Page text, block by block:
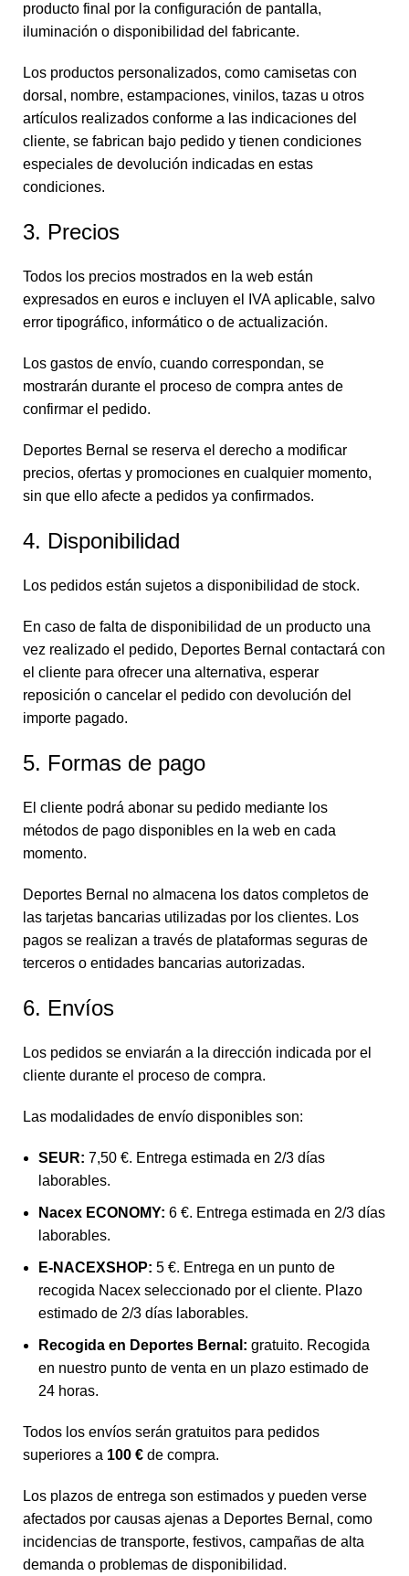
producto final por la configuración de pantalla,
iluminación o disponibilidad del fabricante.
Los productos personalizados, como camisetas con
dorsal, nombre, estampaciones, vinilos, tazas u otros
artículos realizados conforme a las indicaciones del
cliente, se fabrican bajo pedido y tienen condiciones
especiales de devolución indicadas en estas
condiciones.
3. Precios
Todos los precios mostrados en la web están
expresados en euros e incluyen el IVA aplicable, salvo
error tipográfico, informático o de actualización.
Los gastos de envío, cuando correspondan, se
mostrarán durante el proceso de compra antes de
confirmar el pedido.
Deportes Bernal se reserva el derecho a modificar
precios, ofertas y promociones en cualquier momento,
sin que ello afecte a pedidos ya confirmados.
4. Disponibilidad
Los pedidos están sujetos a disponibilidad de stock.
En caso de falta de disponibilidad de un producto una
vez realizado el pedido, Deportes Bernal contactará con
el cliente para ofrecer una alternativa, esperar
reposición o cancelar el pedido con devolución del
importe pagado.
5. Formas de pago
El cliente podrá abonar su pedido mediante los
métodos de pago disponibles en la web en cada
momento.
Deportes Bernal no almacena los datos completos de
las tarjetas bancarias utilizadas por los clientes. Los
pagos se realizan a través de plataformas seguras de
terceros o entidades bancarias autorizadas.
6. Envíos
Los pedidos se enviarán a la dirección indicada por el
cliente durante el proceso de compra.
Las modalidades de envío disponibles son:
SEUR: 7,50 €. Entrega estimada en 2/3 días
laborables.
Nacex ECONOMY: 6 €. Entrega estimada en 2/3 días
laborables.
E-NACEXSHOP: 5 €. Entrega en un punto de
recogida Nacex seleccionado por el cliente. Plazo
estimado de 2/3 días laborables.
Recogida en Deportes Bernal: gratuito. Recogida
en nuestro punto de venta en un plazo estimado de
24 horas.
Todos los envíos serán gratuitos para pedidos
superiores a 100 € de compra.
Los plazos de entrega son estimados y pueden verse
afectados por causas ajenas a Deportes Bernal, como
incidencias de transporte, festivos, campañas de alta
demanda o problemas de disponibilidad.